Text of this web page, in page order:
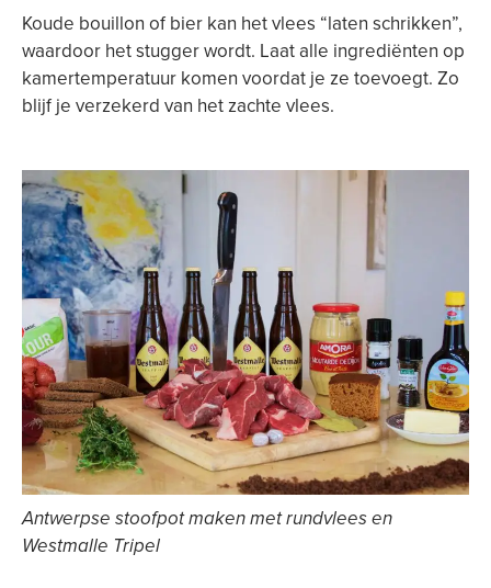
Koude bouillon of bier kan het vlees “laten schrikken”,
waardoor het stugger wordt. Laat alle ingrediënten op
kamertemperatuur komen voordat je ze toevoegt. Zo
blijf je verzekerd van het zachte vlees.
Antwerpse stoofpot maken met rundvlees en
Westmalle Tripel